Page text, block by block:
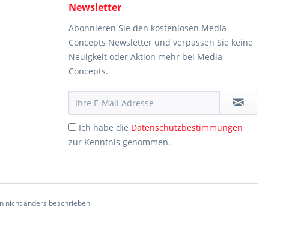
Newsletter
Abonnieren Sie den kostenlosen Media-
Concepts Newsletter und verpassen Sie keine
Neuigkeit oder Aktion mehr bei Media-
Concepts.
Ich habe die Datenschutzbestimmungen
zur Kenntnis genommen.
nicht anders beschrieben